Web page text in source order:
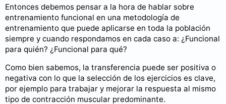
Entonces debemos pensar a la hora de hablar sobre
entrenamiento funcional en una metodología de
entrenamiento que puede aplicarse en toda la población
siempre y cuando respondamos en cada caso a: ¿Funcional
para quién? ¿Funcional para qué?
Como bien sabemos, la transferencia puede ser positiva o
negativa con lo que la selección de los ejercicios es clave,
por ejemplo para trabajar y mejorar la respuesta al mismo
tipo de contracción muscular predominante.